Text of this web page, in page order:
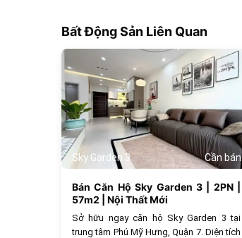
Bất Động Sản Liên Quan
Sky Garden 3 Cần bán
180
Bán Căn Hộ Sky Garden 3 | 2PN |
57m2 | Nội Thất Mới
Sở hữu ngay căn hộ Sky Garden 3 tại
trung tâm Phú Mỹ Hưng, Quận 7. Diện tích